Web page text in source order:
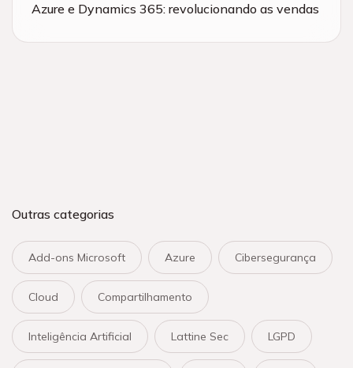
Azure e Dynamics 365: revolucionando as vendas
Outras categorias
Add-ons Microsoft Azure Cibersegurança
Cloud Compartilhamento
Inteligência Artificial Lattine Sec LGPD